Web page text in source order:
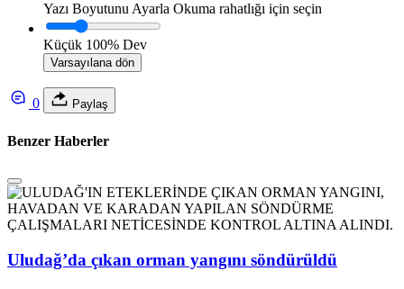
Yazı Boyutunu Ayarla Okuma rahatlığı için seçin
Küçük 100% Dev
Varsayılana dön
0 Paylaş
Benzer Haberler
Uludağ’da çıkan orman yangını söndürüldü